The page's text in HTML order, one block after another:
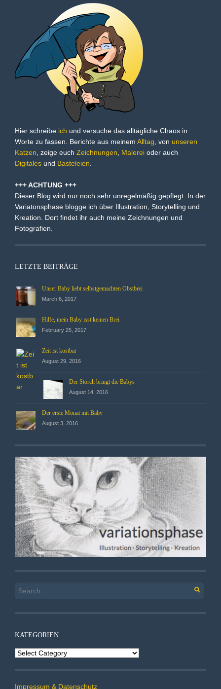
Hier schreibe ich und versuche das alltägliche Chaos in
Worte zu fassen. Berichte aus meinem Alltag , von unseren
Katzen , zeige euch Zeichnungen Malerei oder auch
Digitales und Basteleien
+++ ACHTUNG +++
Dieser Blog wird nur noch sehr unregelmäßig gepflegt. In der
Variatonsphase blogge ich über Illustration, Storytelling und
Kreation. Dort findet ihr auch meine Zeichnungen und
Fotografien.
LETZTE BEITRÄGE
Unser Baby liebt selbstgemachten Obstbrei
March 6, 2017
Hilfe, mein Baby isst keinen Brei
February 25, 2017
Zeit ist kostbar
August 29, 2016
Der Storch bringt die Babys
August 14, 2016
Der erste Monat mit Baby
August 3, 2016
Search
KATEGORIEN
Kategorien
Impressum & Datenschutz